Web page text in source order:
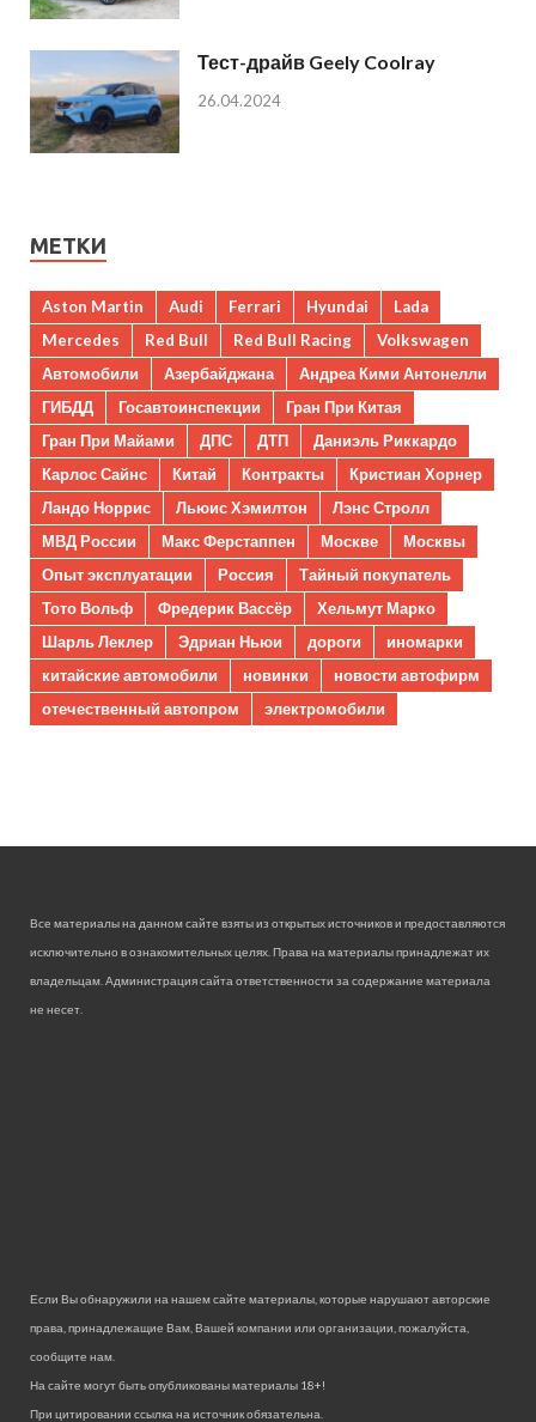
Тест-драйв Geely Coolray
26.04.2024
МЕТКИ
Aston Martin Audi Ferrari Hyundai
Lada
Mercedes
Red Bull Red Bull Racing
Volkswagen
Автомобили
Азербайджана
Андреа Кими Антонелли
ГИБДД
Госавтоинспекции
Гран При Китая
Гран При Майами
ДПС ДТП
Даниэль Риккардо
Карлос Сайнс
Китай Контракты
Кристиан Хорнер
Ландо Норрис
Льюис Хэмилтон
Лэнс Стролл
МВД России
Макс Ферстаппен Москве
Москвы
Опыт эксплуатации
Россия
Тайный покупатель
Тото Вольф
Фредерик Вассёр
Хельмут Марко
Шарль Леклер
Эдриан Ньюи дороги
иномарки
китайские автомобили
новинки
новости автофирм
отечественный автопром
электромобили
Все материалы на данном сайте взяты из открытых источников и предоставляются
исключительно в ознакомительных целях. Права на материалы принадлежат их
владельцам. Администрация сайта ответственности за содержание материала
не несет.
Если Вы обнаружили на нашем сайте материалы, которые нарушают авторские
права, принадлежащие Вам, Вашей компании или организации, пожалуйста,
сообщите нам.
На сайте могут быть опубликованы материалы 18+!
При цитировании ссылка на источник обязательна.